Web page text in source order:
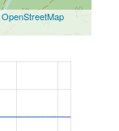
OpenStreetMap